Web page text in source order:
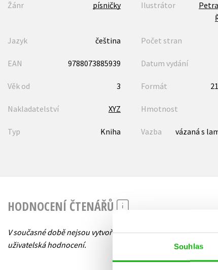
Souhlas
Žánr písničky Ilustrátor
Jazyk čeština Počet stran
EAN 9788073885939 Datum vydání
Věk od 3 Formát
Nakladatelství XYZ Hmotnost
Typ Kniha Vazba
vázaná s
HODNOCENÍ ČTENÁŘŮ
V současné době nejsou vytvořena žádná
uživatelská hodnocení.